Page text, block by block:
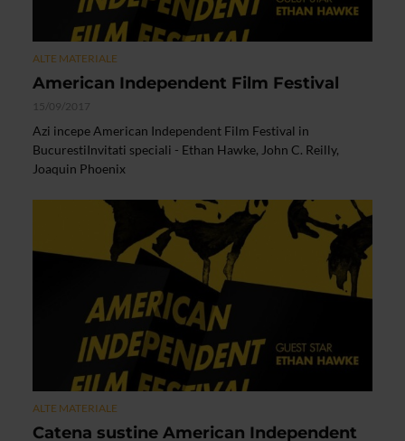
ALTE MATERIALE
American Independent Film Festival
15/09/2017
Azi incepe American Independent Film Festival in
BucurestiInvitati speciali - Ethan Hawke, John C. Reilly,
Joaquin Phoenix
ALTE MATERIALE
Catena sustine American Independent